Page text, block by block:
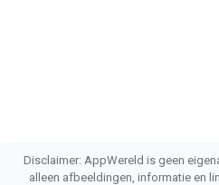
Disclaimer: AppWereld is geen
alleen afbeeldingen, informatie en